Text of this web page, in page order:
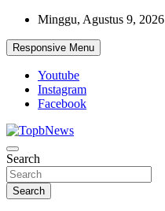
Skip
content
Minggu, Agustus 9, 2026
Responsive Menu
Youtube
Instagram
Facebook
Search
Search